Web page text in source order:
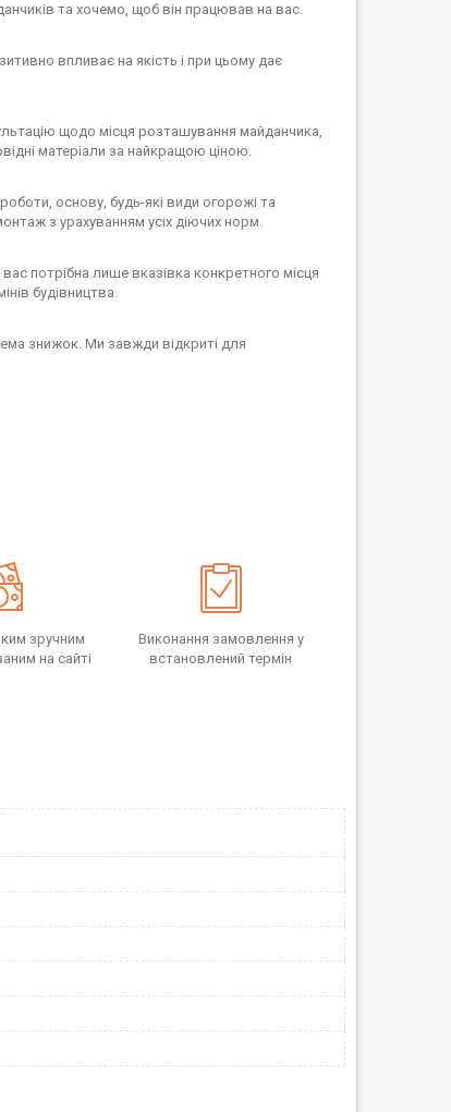
та хочемо, щоб він працював на вас.
впливає на якість і при цьому дає
щодо місця розташування майданчика,
матеріали за найкращою ціною.
основу, будь-які види огорожі та
з урахуванням усіх діючих норм.
вас потрібна лише вказівка конкретного місця
будівництва.
знижок. Ми завжди відкриті для
зручним
на сайті
Виконання замовлення у
встановлений термін